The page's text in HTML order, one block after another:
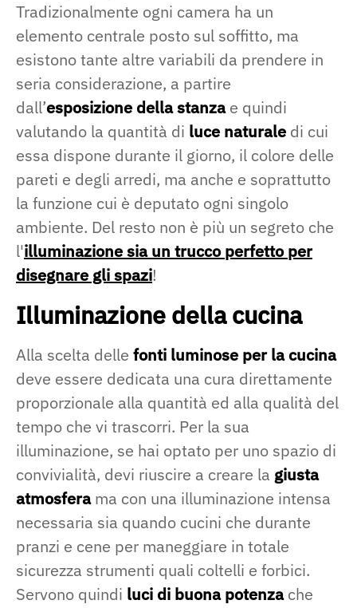
Tradizionalmente ogni camera ha un
elemento centrale posto sul soffitto, ma
esistono tante altre variabili da prendere in
seria considerazione, a partire
dall’esposizione della stanzae quindi
valutando la quantità di luce naturale di cui
essa dispone durante il giorno, il colore delle
pareti e degli arredi, ma anche e soprattutto
la funzione cui è deputato ogni singolo
ambiente. Del resto non è più un segreto che
l'illuminazione sia un trucco perfetto per
disegnare gli spazi!
Illuminazione della cucina
Alla scelta delle fonti luminose per la cucina
deve essere dedicata una cura direttamente
proporzionale alla quantità ed alla qualità del
tempo che vi trascorri. Per la sua
illuminazione, se hai optato per uno spazio di
convivialità, devi riuscire a creare la giusta
atmosferama con una illuminazione intensa
necessaria sia quando cucini che durante
pranzi e cene per maneggiare in totale
sicurezza strumenti quali coltelli e forbici.
Servono quindi luci di buona potenzache